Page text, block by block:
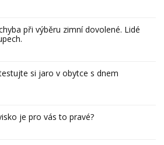
při výběru zimní dovolené. Lidé
si jaro v obytce s dnem
je pro vás to pravé?